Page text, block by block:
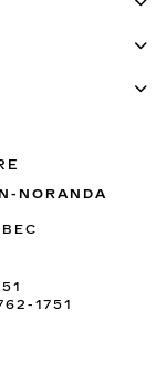
NORANDA
1751